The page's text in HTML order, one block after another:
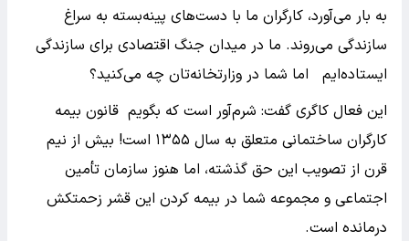
به بار می‌آورد، کارگران ما با دست‌های پینه‌بسته به سراغ
سازندگی می‌روند. ما در میدان جنگ اقتصادی برای سازندگی
ایستاده‌ایم اما شما در وزارتخانه‌تان چه می‌کنید؟
‌این فعال کاگری گفت: شرم‌آور است که بگویم قانون بیمه
کارگران ساختمانی متعلق به سال ۱۳۵۵ است! بیش از نیم
قرن از تصویب این حق گذشته، اما هنوز سازمان تأمین
اجتماعی و مجموعه شما در بیمه کردن این قشر زحمتکش
درمانده است.